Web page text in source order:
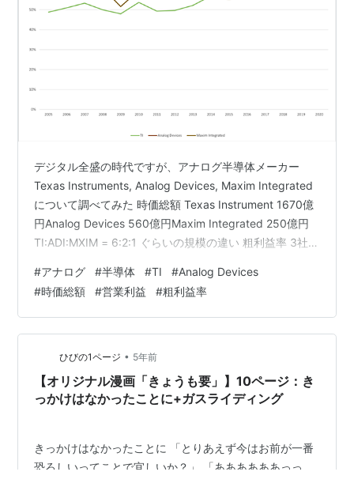
デジタル全盛の時代ですが、アナログ半導体メーカー
Texas Instruments, Analog Devices, Maxim Integrated
について調べてみた 時価総額 Texas Instrument 1670億
円Analog Devices 560億円Maxim Integrated 250億円
TI:ADI:MXIM = 6:2:1 ぐらいの規模の違い 粗利益率 3社と
ーを使う必要がないいため 原価率も低いのだろうと思う
営業利益率 だいたい20~30%の範囲にあるので良いと思
う。 特に最近のTIの営業利益の改善はとても…
#アナログ #半導体 #TI #Analog Devices
#時価総額 #営業利益 #粗利益率
ひびの1ページ • 5年前
【オリジナル漫画「きょうも要」】10ページ：き
っかけはなかったことに+ガスライディング